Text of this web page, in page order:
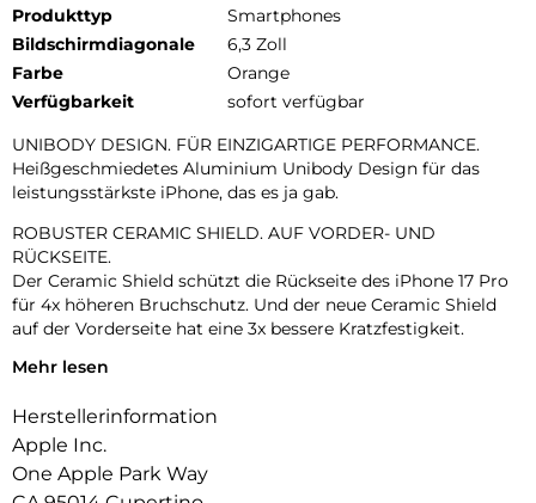
Produkttyp
Smartphones
Bildschirmdiagonale
6,3 Zoll
Farbe
Orange
Verfügbarkeit
sofort verfügbar
UNIBODY DESIGN. FÜR EINZIGARTIGE PERFORMANCE.
Heißgeschmiedetes Aluminium Unibody Design für das
leistungsstärkste iPhone, das es ja gab.
ROBUSTER CERAMIC SHIELD. AUF VORDER- UND
RÜCKSEITE.
Der Ceramic Shield schützt die Rückseite des iPhone 17 Pro
für 4x höheren Bruchschutz. Und der neue Ceramic Shield
auf der Vorderseite hat eine 3x bessere Kratzfestigkeit.
DAS ULTIMATIVE PRO KAMERA-SYSTEM.
dem größten Zoombereich, den es je bei einem iPhone gab.
Das ist wie 8 Pro Objektive in deiner Hosentasche.
18MP CENTER STAGE FRONTKAMERA.
Mehr lesen
Herstellerinformation
Apple Inc.
One Apple Park Way